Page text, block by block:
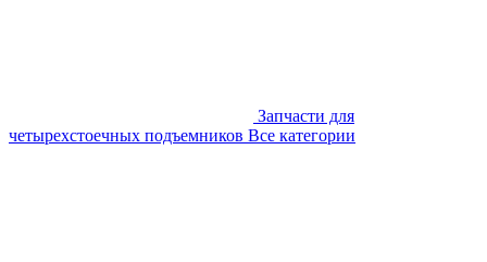
Запчасти для
четырехстоечных подъемников Все категории